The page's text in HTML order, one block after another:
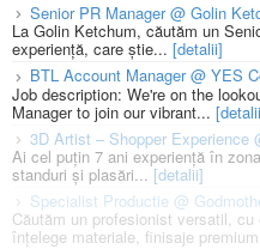
Senior PR Manager @ Golin
La Golin Ketchum, căutăm un
experiență, care știe... [detalii]
BTL Account Manager @ YES
Job description: We're on the
Manager to join our vibrant...
3D Artist – Shopper Experience
Ai cel puțin 7 ani experiență în
standuri și plasări...[detalii]
Specialist Productie @
Căutăm un profesionist versatil,
înțelege materiale, finisaje premium